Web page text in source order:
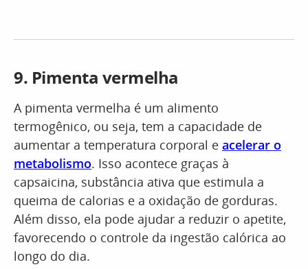
9. Pimenta vermelha
A pimenta vermelha é um alimento
termogênico, ou seja, tem a capacidade de
aumentar a temperatura corporal e acelerar o
metabolismo. Isso acontece graças à
capsaicina, substância ativa que estimula a
queima de calorias e a oxidação de gorduras.
Além disso, ela pode ajudar a reduzir o apetite,
favorecendo o controle da ingestão calórica ao
longo do dia.